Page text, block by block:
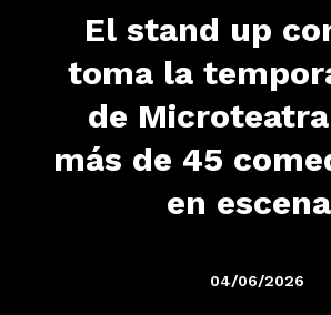
El stand up
toma la
de
más de 45
en escena
04/06/2026